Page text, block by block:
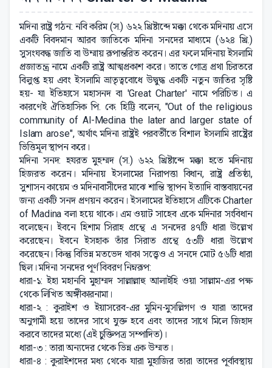
মদিনা রাষ্ট্র গঠন: নবি করিম (স.) ৬২২ খ্রিষ্টাব্দে মক্কা থেকে মদিনায় এসে
একটি বিবদমান আরব জাতিকে মদিনা সনদের মাধ্যমে (৬২৪ খ্রি.)
সুসংঘবদ্ধ জাতি বা উম্মায় রূপান্তরিত করেন। এর ফলে মদিনায় ইসলামি
প্রজাতন্ত্র নামে একটি রাষ্ট্র আত্মপ্রকাশ করে। তাতে গোত্র প্রথা চিরতরে
বিলুপ্ত হয় এবং ইসলামি ভ্রাতৃত্ববোধে উদ্বুদ্ধ একটি নতুন জাতির সৃষ্টি
হয়- যা ইতিহাসে মহাসনদ বা 'Great Charter' নামে পরিচিত। এ
কারণেই ঐতিহাসিক পি. কে. হিট্টি বলেন, "Out of the religious
community of Al-Medina the later and larger state of
Islam arose", অর্থাৎ মদিনা রাষ্ট্রই পরবর্তীতে বিশাল ইসলামি রাষ্ট্রের
ভিত্তিমূল স্থাপন করে।
মদিনা সনদ: হযরত মুহম্মদ (স.) ৬২২ খ্রিষ্টাব্দে মক্কা হতে মদিনায়
হিজরত করেন। মদিনায় ইসলামের নিরাপত্তা বিধান, রাষ্ট্র প্রতিষ্ঠা,
সুশাসন কায়েম ও মদিনাবাসীদের মাঝে শান্তি স্থাপন ইত্যাদি বাস্তবায়নের
জন্য একটি সনদ প্রণয়ন করেন। ইসলামের ইতিহাসে এটিকে Charter
of Madina বলা হয়ে থাকে। এম ওয়াট সাহেব একে মদিনার সংবিধান
বলেছেন। ইবনে হিশাম সিরাহ গ্রন্থে এ সনদের ৪৭টি ধারা উল্লেখ
করেছেন। ইবনে ইসহাক তাঁর সিরাত গ্রন্থে ৫৩টি ধারা উল্লেখ
করেছেন। কিন্তু বিভিন্ন মতভেদ থাকা সত্ত্বেও এ সনদে মোট ৫৬টি ধারা
ছিল। মদিনা সনদের পূর্ণ বিবরণ নিম্নরূপ:
ধারা-১: ইহা মহানবি মুহাম্মদ সাল্লাল্লাহু আলাইহি ওয়া সাল্লাম-এর পক্ষ
থেকে লিখিত অঙ্গীকারনামা।
ধারা-২ : কুরাইশ ও ইয়াসরেব-এর মুমিন-মুসল্লিগণ ও যারা তাদের
অনুগামী হয়ে তাদের সাথে যুক্ত হবে এবং তাদের সাথে মিলে জিহাদ
করবে তাদের মধ্যে (এই চুক্তিপত্র সম্পাদিত)।
ধারা-৩ : তারা অন্যদের থেকে ভিন্ন এক উম্মত।
ধারা-৪ : কুরাইশদের মধ্য থেকে যারা মুহাজির তারা তাদের পূর্বাবস্থায়